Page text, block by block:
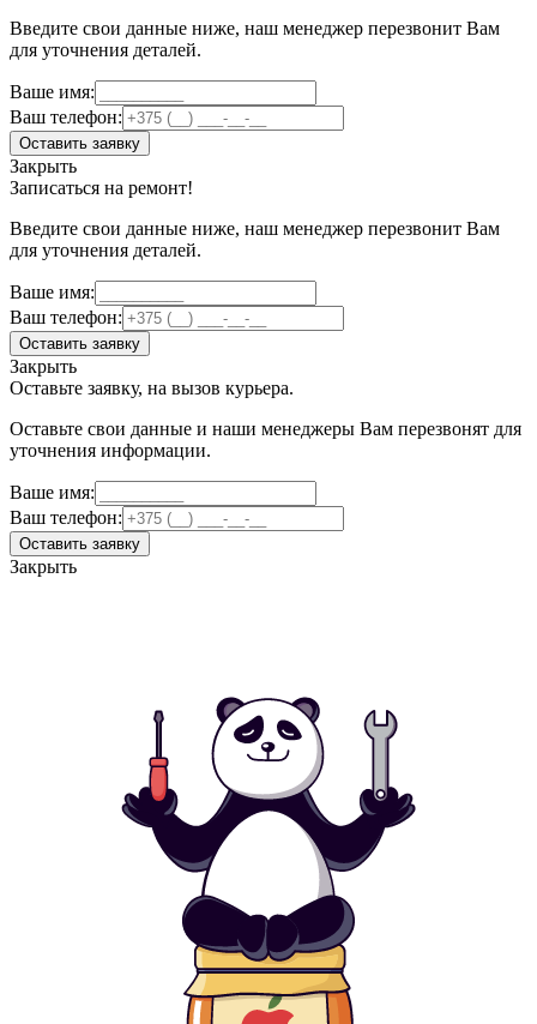
Введите свои данные ниже, наш менеджер перезвонит Вам
для уточнения деталей.
Ваше имя:
Ваш телефон:
Оставить заявку
Закрыть
Записаться на ремонт!
Введите свои данные ниже, наш менеджер перезвонит Вам
для уточнения деталей.
Ваше имя:
Ваш телефон:
Оставить заявку
Закрыть
Оставьте заявку, на вызов курьера.
Оставьте свои данные и наши менеджеры Вам перезвонят для
уточнения информации.
Ваше имя:
Ваш телефон:
Оставить заявку
Закрыть